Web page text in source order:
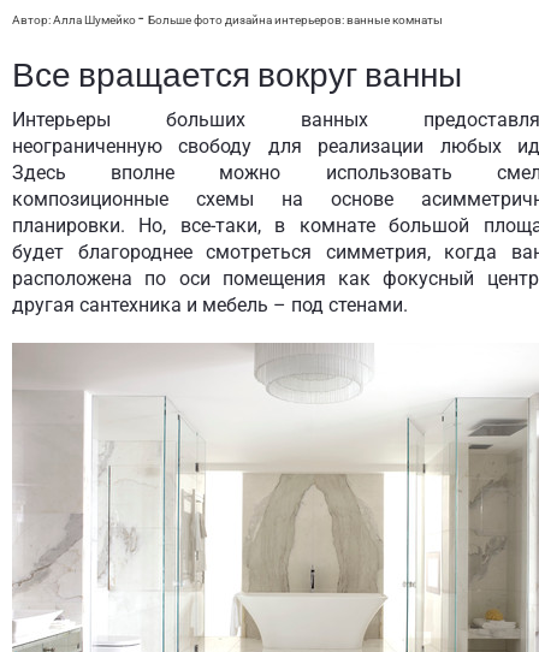
Автор: Алла Шумейко- Больше фото дизайна интерьеров:ванные комнаты
Все вращается вокруг ванны
Интерьеры больших ванных
неограниченную свободу для реализации любых
Здесь вполне можно использовать
композиционные схемы на основе
планировки. Но, все-таки, в комнате большой
будет благороднее смотреться симметрия, когда
расположена по оси помещения как фокусный
другая сантехника и мебель – под стенами.